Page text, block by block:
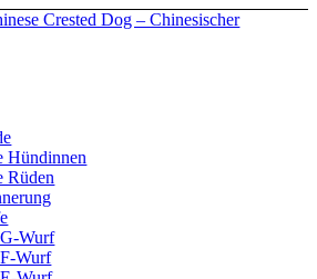
Hündinnen
Rüden
Wurf
Wurf